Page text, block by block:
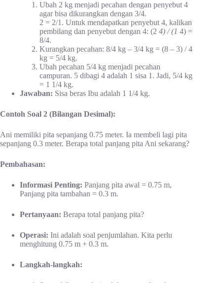
Ubah 2 kg menjadi pecahan dengan penyebut 4
agar bisa dikurangkan dengan 3/4.
2 = 2/1. Untuk mendapatkan penyebut 4, kalikan
pembilang dan penyebut dengan 4: (2 4) / (1 4) =
8/4.
Kurangkan pecahan: 8/4 kg – 3/4 kg = (8 – 3) / 4
kg = 5/4 kg.
Ubah pecahan 5/4 kg menjadi pecahan
campuran. 5 dibagi 4 adalah 1 sisa 1. Jadi, 5/4 kg
= 1 1/4 kg.
Jawaban: Sisa beras Ibu adalah 1 1/4 kg.
Contoh Soal 2 (Bilangan Desimal):
Ani memiliki pita sepanjang 0.75 meter. Ia membeli lagi pita
sepanjang 0.3 meter. Berapa total panjang pita Ani sekarang?
Pembahasan:
Informasi Penting: Panjang pita awal = 0.75 m,
Panjang pita tambahan = 0.3 m.
Pertanyaan: Berapa total panjang pita?
Operasi: Ini adalah soal penjumlahan. Kita perlu
menghitung 0.75 m + 0.3 m.
Langkah-langkah: